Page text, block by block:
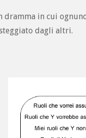
dramma in cui
dagli altri.